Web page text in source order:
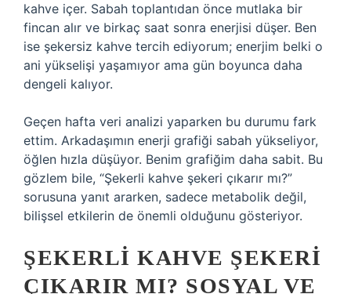
kahve içer. Sabah toplantıdan önce mutlaka bir
fincan alır ve birkaç saat sonra enerjisi düşer. Ben
ise şekersiz kahve tercih ediyorum; enerjim belki o
ani yükselişi yaşamıyor ama gün boyunca daha
dengeli kalıyor.
Geçen hafta veri analizi yaparken bu durumu fark
ettim. Arkadaşımın enerji grafiği sabah yükseliyor,
öğlen hızla düşüyor. Benim grafiğim daha sabit. Bu
gözlem bile, “Şekerli kahve şekeri çıkarır mı?”
sorusuna yanıt ararken, sadece metabolik değil,
bilişsel etkilerin de önemli olduğunu gösteriyor.
ŞEKERLI KAHVE ŞEKERI
ÇIKARIR MI? SOSYAL VE